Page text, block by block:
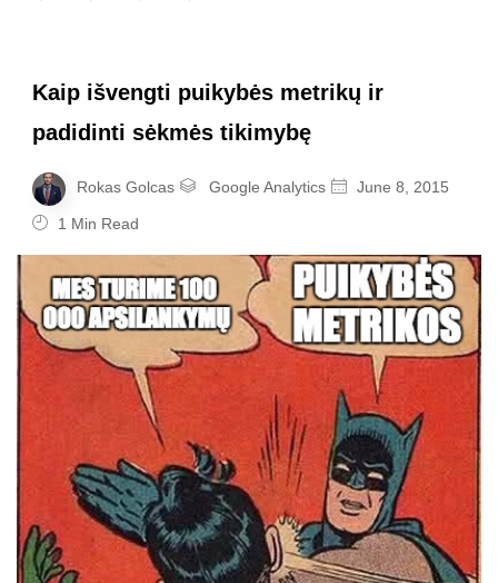
Kaip išvengti puikybės metrikų ir
padidinti sėkmės tikimybę
Rokas Golcas Google Analytics June 8, 2015
1 Min Read